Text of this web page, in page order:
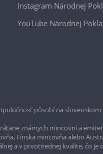
Instagram Národnej
YouTube Národnej
pôsobí na
známych mincovní a
Fínska mincovňa alebo
a v prvotriednej kvalite, čo je